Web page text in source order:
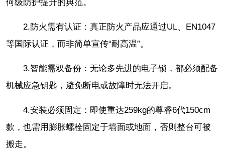
何级防护提升的典范。
2.防火需有认证：真正防火产品应通过UL、EN1047
等国际认证，而非简单宣传“耐高温”。
3.智能需双备份：无论多先进的电子锁，都必须配备
机械应急钥匙，避免断电或故障时无法开启。
4.安装必须固定：即使重达259kg的尊睿6代150cm
款，也需用膨胀螺栓固定于墙面或地面，否则整台可被
搬走。